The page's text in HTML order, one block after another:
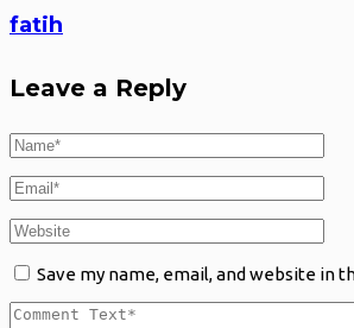
fatih
Leave a Reply
Save my name, email, and website in